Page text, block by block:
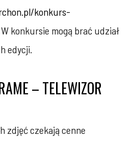
konkurs-
W konkursie mogą brać udział
edycji.
– TELEWIZOR
zdjęć czekają cenne